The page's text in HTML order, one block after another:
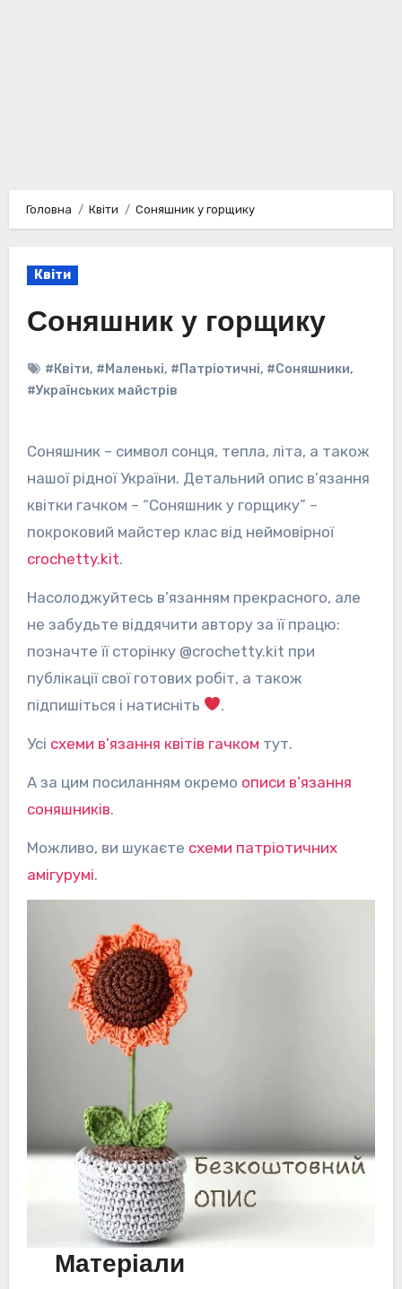
Головна Квіти Соняшник у горщику
Квіти
Соняшник у горщику
#Квіти, #Маленькі, #Патріотичні, #Соняшники,
#Українських майстрів
Соняшник – символ сонця, тепла, літа, а також
нашої рідної України. Детальний опис в’язання
квітки гачком – “Соняшник у горщику” –
покроковий майстер клас від неймовірної
crochetty.kit.
Насолоджуйтесь в’язанням прекрасного, але
не забудьте віддячити автору за її працю:
позначте її сторінку @crochetty.kit при
публікації свої готових робіт, а також
підпишіться і натисніть
.
Усі схеми в’язання квітів гачком тут.
А за цим посиланням окремо описи в’язання
соняшників.
Можливо, ви шукаєте схеми патріотичних
амігурумі.
Матеріали